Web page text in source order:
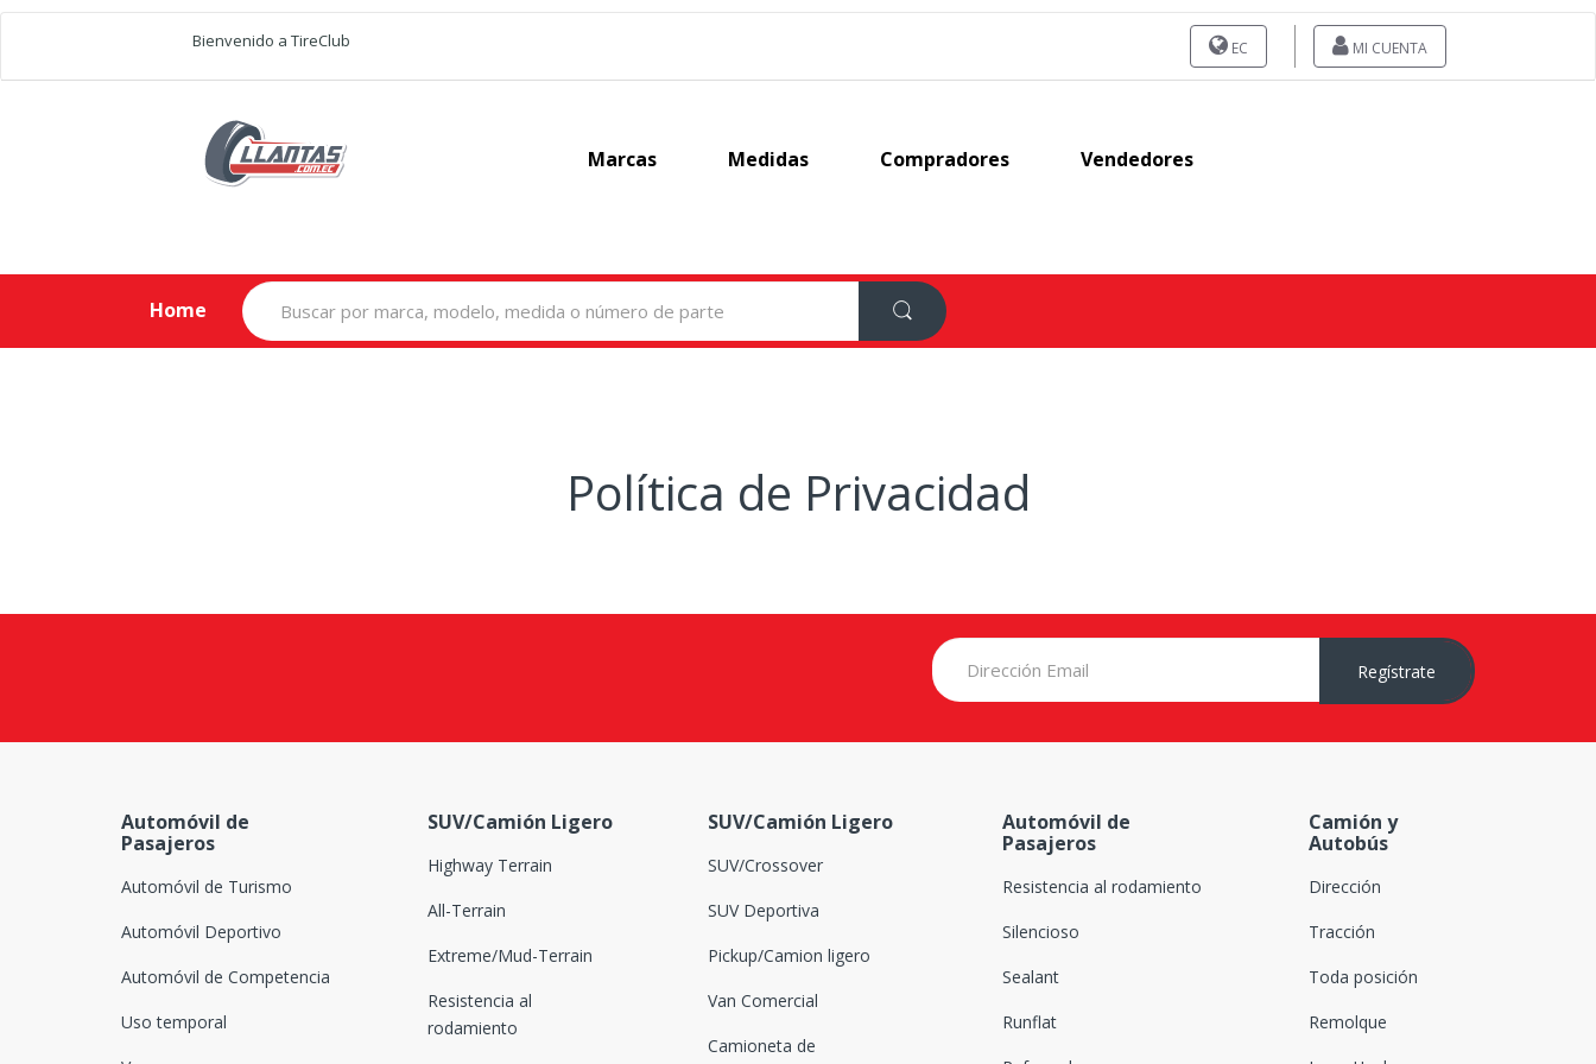
Bienvenido a TireClub EC MI CUENTA
Marcas Medidas Compradores Vendedores
Home
Search
for:
Política de Privacidad
Regístrate
Automóvil de
Pasajeros
Automóvil de Turismo
Automóvil Deportivo
Automóvil de Competencia
Uso temporal
SUV/Camión Ligero
Highway Terrain
All-Terrain
Extreme/Mud-Terrain
Resistencia al
rodamiento
SUV/Camión Ligero
SUV/Crossover
SUV Deportiva
Pickup/Camion ligero
Van Comercial
Camioneta de
Automóvil de
Pasajeros
Resistencia al rodamiento
Silencioso
Sealant
Runflat
Camión y
Autobús
Dirección
Tracción
Toda posición
Remolque